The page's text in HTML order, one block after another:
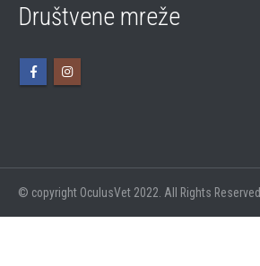
Društvene mreže
© copyright OculusVet 2022. All Rights Reserved.